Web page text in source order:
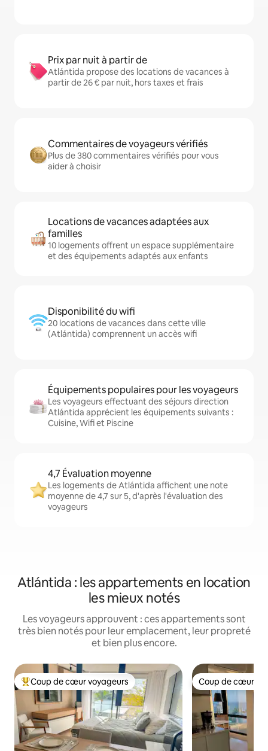
Prix par nuit à partir de
Atlántida propose des locations de vacances à
partir de 26 € par nuit, hors taxes et frais
Commentaires de voyageurs vérifiés
Plus de 380 commentaires vérifiés pour vous
aider à choisir
Locations de vacances adaptées aux
familles
10 logements offrent un espace supplémentaire
et des équipements adaptés aux enfants
Disponibilité du wifi
20 locations de vacances dans cette ville
(Atlántida) comprennent un accès wifi
Équipements populaires pour les voyageurs
Les voyageurs effectuant des séjours direction
Atlántida apprécient les équipements suivants :
Cuisine, Wifi et Piscine
4,7 Évaluation moyenne
Les logements de Atlántida affichent une note
moyenne de 4,7 sur 5, d'après l'évaluation des
voyageurs
Atlántida : les appartements en location
les mieux notés
Les voyageurs approuvent : ces appartements sont
très bien notés pour leur emplacement, leur propreté
et bien plus encore.
Coups de cœur voyageurs les plus appréciés
Coup de cœur voyageurs Coup de cœur
Coup de cœur